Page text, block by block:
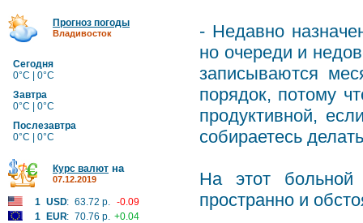
Прогноз погоды
Владивосток
Сегодня
0°C | 0°C
Завтра
0°C | 0°C
Послезавтра
0°C | 0°C
Курс валют на
07.12.2019
1 USD: 63.72 р. -0.09
1
EUR: 70.76 р. +0.04
- Недавно
но очереди и
записываются
порядок, потому
продуктивной,
собираетесь
На этот
пространно и